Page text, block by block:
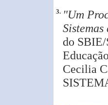
3. "Um
do
Cecilia